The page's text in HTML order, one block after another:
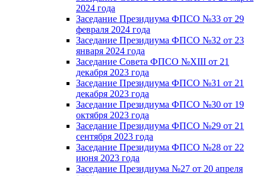
2024 года
Заседание Президиума ФПСО №33 от 29
февраля 2024 года
Заседание Президиума ФПСО №32 от 23
января 2024 года
Заседание Совета ФПСО №XIII от 21
декабря 2023 года
Заседание Президиума ФПСО №31 от 21
декабря 2023 года
Заседание Президиума ФПСО №30 от 19
октября 2023 года
Заседание Президиума ФПСО №29 от 21
сентября 2023 года
Заседание Президиума ФПСО №28 от 22
июня 2023 года
Заседание Президиума №27 от 20 апреля